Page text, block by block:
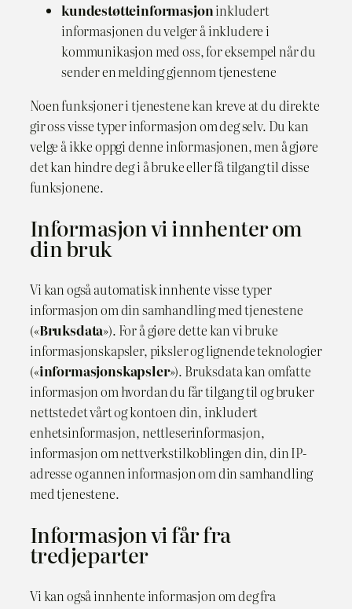
kundestøtteinformasjoninkludert
informasjonen du velger å inkludere i
kommunikasjon med oss, for eksempel når du
sender en melding gjennom tjenestene
Noen funksjoner i tjenestene kan kreve at du direkte
gir oss visse typer informasjon om deg selv. Du kan
velge å ikke oppgi denne informasjonen, men å gjøre
det kan hindre deg i å bruke eller få tilgang til disse
funksjonene.
Informasjon vi innhenter om
din bruk
Vi kan også automatisk innhente visse typer
informasjon om din samhandling med tjenestene
(«Bruksdata»). For å gjøre dette kan vi bruke
informasjonskapsler, piksler og lignende teknologier
(«informasjonskapsler»). Bruksdata kan omfatte
informasjon om hvordan du får tilgang til og bruker
nettstedet vårt og kontoen din, inkludert
enhetsinformasjon, nettleserinformasjon,
informasjon om nettverkstilkoblingen din, din IP-
adresse og annen informasjon om din samhandling
med tjenestene.
Informasjon vi får fra
tredjeparter
Vi kan også innhente informasjon om deg fra